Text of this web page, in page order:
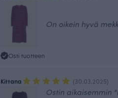
On oikein hyvä
Osti tuotteen
Kittana (30.03.2025)
Ostin aikaisemmin